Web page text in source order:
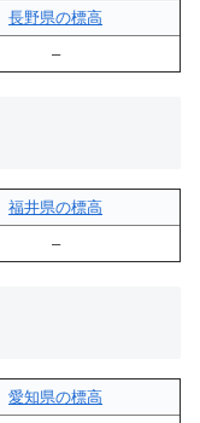
長野県の標高
–
福井県の標高
–
愛知県の標高